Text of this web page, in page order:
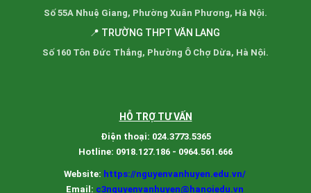
Số 55A Nhuệ Giang, Phường Xuân Phương, Hà Nội.
📍 TRƯỜNG THPT VĂN LANG
Số 160 Tôn Đức Thắng, Phường Ô Chợ Dừa, Hà Nội.
HỖ TRỢ TƯ VẤN
Điện thoại: 024.3773.5365
Hotline: 0918.127.186 - 0964.561.666
Website: https://nguyenvanhuyen.edu.vn/
Email: c3nguyenvanhuyen@hanoiedu.vn